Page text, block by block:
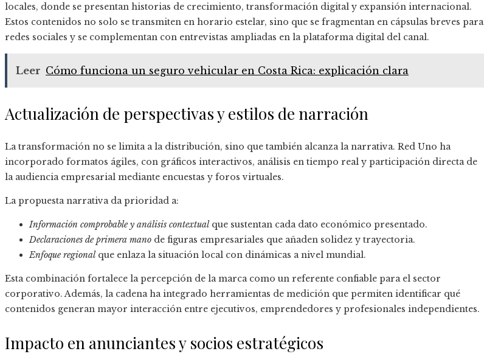
locales, donde se presentan historias de crecimiento, transformación digital y expansión internacional.
Estos contenidos no solo se transmiten en horario estelar, sino que se fragmentan en cápsulas breves para
redes sociales y se complementan con entrevistas ampliadas en la plataforma digital del canal.
Leer Cómo funciona un seguro vehicular en Costa Rica: explicación clara
Actualización de perspectivas y estilos de narración
La transformación no se limita a la distribución, sino que también alcanza la narrativa. Red Uno ha
incorporado formatos ágiles, con gráficos interactivos, análisis en tiempo real y participación directa de
la audiencia empresarial mediante encuestas y foros virtuales.
La propuesta narrativa da prioridad a:
Información comprobable y análisis contextualque sustentan cada dato económico presentado.
Declaraciones de primera mano de figuras empresariales que añaden solidez y trayectoria.
Enfoque regionalque enlaza la situación local con dinámicas a nivel mundial.
Esta combinación fortalece la percepción de la marca como un referente confiable para el sector
corporativo. Además, la cadena ha integrado herramientas de medición que permiten identificar qué
contenidos generan mayor interacción entre ejecutivos, emprendedores y profesionales independientes.
Impacto en anunciantes y socios estratégicos